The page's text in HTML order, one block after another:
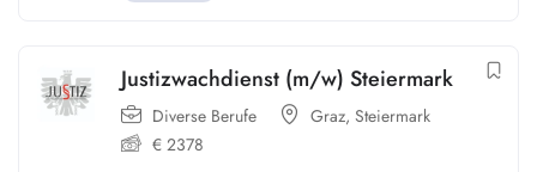
Justizwachdienst (m/w) Steiermark
Diverse Berufe Graz, Steiermark
€ 2378